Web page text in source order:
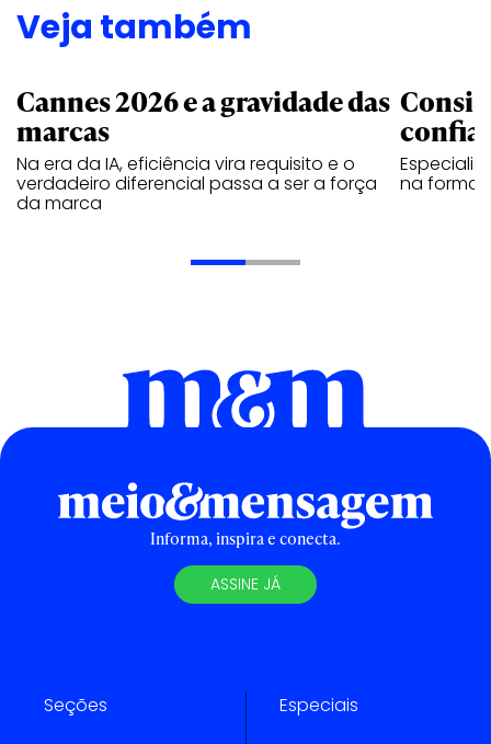
Veja também
Cannes 2026 e a gravidade das
marcas
Na era da IA, eficiência vira requisito e o
verdadeiro diferencial passa a ser a força
da marca
na forma
Informa, inspira e conecta.
ASSINE JÁ
Seções Especiais